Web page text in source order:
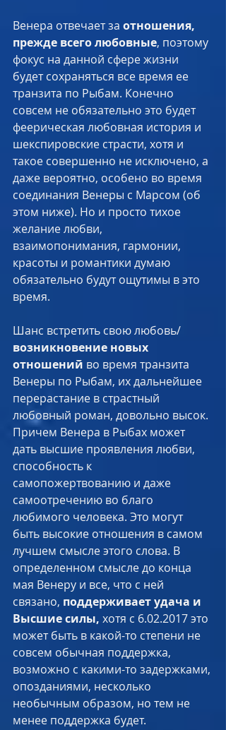
Венера отвечает за отношения,
прежде всего любовные, поэтому
фокус на данной сфере жизни
будет сохраняться все время ее
транзита по Рыбам. Конечно
совсем не обязательно это будет
феерическая любовная история и
шекспировские страсти, хотя и
такое совершенно не исключено, а
даже вероятно, особено во время
соединания Венеры с Марсом (об
этом ниже). Но и просто тихое
желание любви,
взаимопонимания, гармонии,
красоты и романтики думаю
обязательно будут ощутимы в это
время. ​
Шанс встретить свою любовь/
возникновение новых
отношений во время транзита
Венеры по Рыбам, их дальнейшее
перерастание в страстный
любовный роман, довольно высок.
Причем Венера в Рыбах может
дать высшие проявления любви,
способность к
самопожертвованию и даже
самоотречению во благо
любимого человека. Это могут
быть высокие отношения в самом
лучшем смысле этого слова. В
определенном смысле до конца
мая Венеру и все, что с ней
связано, поддерживает удача и
Высшие силы, хотя с 6.02.2017 это
может быть в какой-то степени не
совсем обычная поддержка,
возможно с какими-то задержками,
опозданиями, несколько
необычным образом, но тем не
менее поддержка будет.